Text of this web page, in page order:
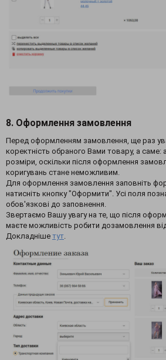
8. Оформлення замовлення
Перед оформленням замовлення, ще раз
коректність обраного Вами товару, а саме:
розміри, оскільки після оформлення
коригувань стане неможливим.
Для оформлення замовлення заповніть
натисніть кнопку "Оформити". Усі поля
обов'язкові до заповнення.
Звертаємо Вашу увагу на те, що після
маєте можливість робити дозамовлення від
Докладніше тут